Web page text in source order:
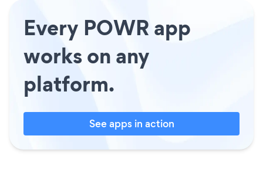
Every POWR app
works on any
platform.
See apps in action